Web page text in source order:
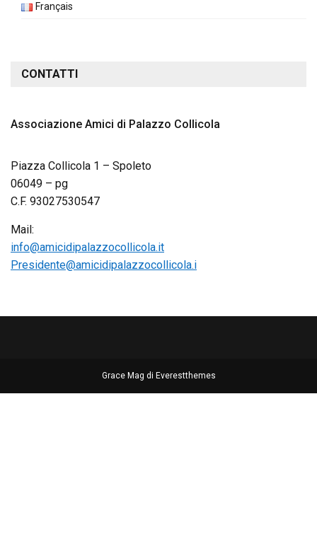
Français
CONTATTI
Associazione Amici di Palazzo Collicola
Piazza Collicola 1 – Spoleto
06049 – pg
C.F. 93027530547
Mail:
info@amicidipalazzocollicola.it
Presidente@amicidipalazzocollicola.i
Grace Mag di Everestthemes